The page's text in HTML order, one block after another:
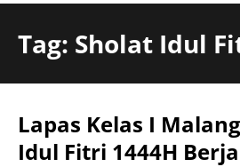
Tag: Sholat Idul
Lapas Kelas I
Idul Fitri 1444H